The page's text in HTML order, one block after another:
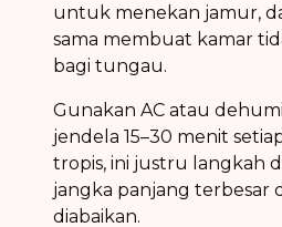
untuk menekan jamur,
sama membuat kamar
bagi tungau.
Gunakan AC atau
jendela 15–30 menit
tropis, ini justru langkah
jangka panjang terbesar
diabaikan.